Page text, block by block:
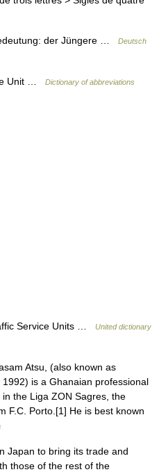
der Jüngere …
Deutsch
Unit … Dictionary of abbreviations
Service Units …
United dictionary
Atsu, (also known as
is a Ghanaian professional
the Liga ZON Sagres, the
F.C. Porto.[1] He is best known
Japan to bring its trade and
those of the rest of the